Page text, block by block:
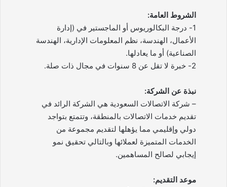
الشروط العامة:
1- درجة البكالوريوس أو الماجستير في (إدارة
الأعمال، الهندسة، نظم المعلومات الإدارية، الهندسة
الصناعية) أو ما يعادلها.
2- خبرة لا تقل عن 8 سنوات في مجال ذات صلة.
نبذة عن الشركة:
– شركة الاتصالات السعودية هي الشركة الرائد في
تقديم خدمات الاتصالات بالمنطقة، وتتمتع بتواجد
دولي وإقليمي مما يؤهلها لتقديم مجموعة من
الخدمات المتميزة لعملائها وبالتالي تحقيق نمو
إيجابي لصالح المساهمين.
موعد التقديم: